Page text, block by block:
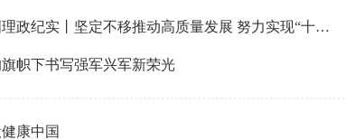
习近平总书记今年以来治国理政纪实丨坚定不移推动高质量发展 努力实现“十五五”良好开局
帜下书写强军兴军新荣光
康中国